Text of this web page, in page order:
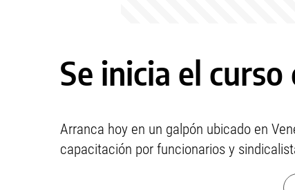
Se inicia el
Arranca hoy en un galpón ubicado en
capacitación por funcionarios y